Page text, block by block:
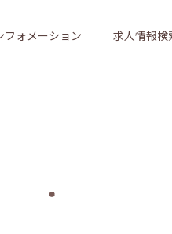
フォメーション 求人情報検